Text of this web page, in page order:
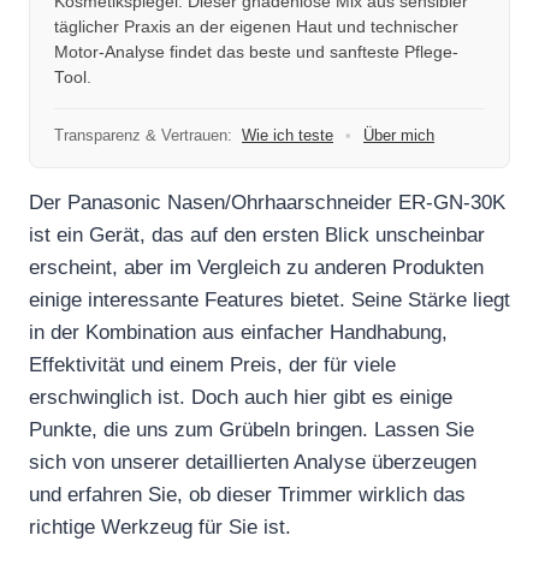
täglicher Praxis an der eigenen Haut und technischer
Motor-Analyse findet das beste und sanfteste Pflege-
Tool.
Transparenz & Vertrauen: Wie ich teste • Über mich
Der Panasonic Nasen/Ohrhaarschneider ER-GN-30K
ist ein Gerät, das auf den ersten Blick unscheinbar
erscheint, aber im Vergleich zu anderen Produkten
einige interessante Features bietet. Seine Stärke liegt
in der Kombination aus einfacher Handhabung,
Effektivität und einem Preis, der für viele
erschwinglich ist. Doch auch hier gibt es einige
Punkte, die uns zum Grübeln bringen. Lassen Sie
sich von unserer detaillierten Analyse überzeugen
und erfahren Sie, ob dieser Trimmer wirklich das
richtige Werkzeug für Sie ist.